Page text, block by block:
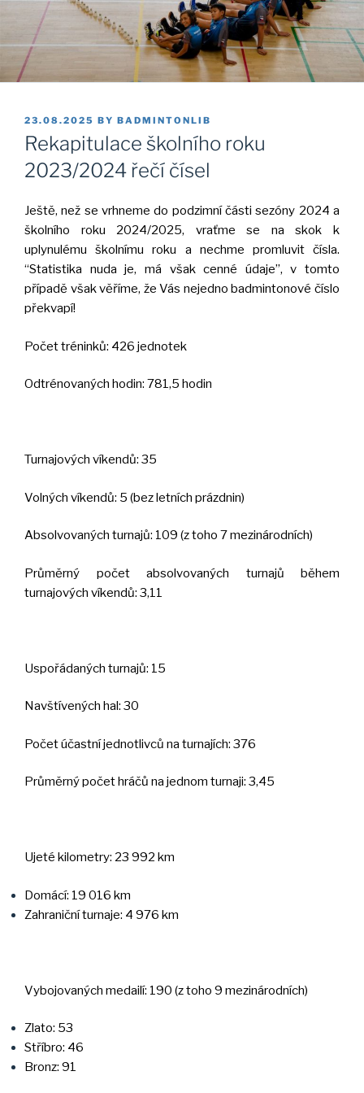
POSTED
ON
23.08.2025 BY BADMINTONLIB
Rekapitulace školního roku
2023/2024 řečí čísel
Ještě, než se vrhneme do podzimní části sezóny 2024 a
školního roku 2024/2025, vraťme se na skok k
uplynulému školnímu roku a nechme promluvit čísla.
“Statistika nuda je, má však cenné údaje”, v tomto
případě však věříme, že Vás nejedno badmintonové číslo
překvapí!
Počet tréninků: 426 jednotek
Odtrénovaných hodin: 781,5 hodin
Turnajových víkendů: 35
Volných víkendů: 5 (bez letních prázdnin)
Absolvovaných turnajů: 109 (z toho 7 mezinárodních)
Průměrný počet absolvovaných turnajů během
turnajových víkendů: 3,11
Uspořádaných turnajů: 15
Navštívených hal: 30
Počet účastní jednotlivců na turnajích: 376
Průměrný počet hráčů na jednom turnaji: 3,45
Ujeté kilometry: 23 992 km
Domácí: 19 016 km
Zahraniční turnaje: 4 976 km
Vybojovaných medailí: 190 (z toho 9 mezinárodních)
Zlato: 53
Stříbro: 46
Bronz: 91